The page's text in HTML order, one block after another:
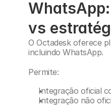
vs
O Octadesk oferece
incluindo WhatsApp.
Permite:
Integração oficial
Integração não